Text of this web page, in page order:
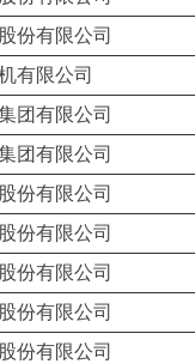
份有限公司
有限公司
团有限公司
团有限公司
份有限公司
份有限公司
份有限公司
份有限公司
份有限公司